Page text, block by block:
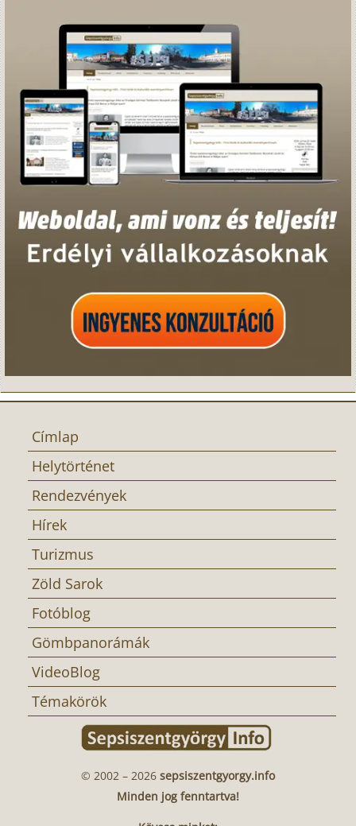
Címlap
Helytörténet
Rendezvények
Hírek
Turizmus
Zöld Sarok
Fotóblog
Gömbpanorámák
VideoBlog
Témakörök
© 2002 – 2026 sepsiszentgyorgy.info
Minden jog fenntartva!